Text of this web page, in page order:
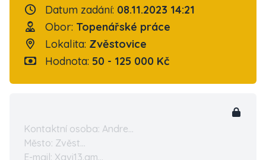
Datum zadání: 08.11.2023 14:21
Obor: Topenářské práce
Lokalita: Zvěstovice
Hodnota: 50 - 125 000 Kč
Kontaktní osoba: Andre...
Město: Zvěst...
E-mail: Xavi13.am...